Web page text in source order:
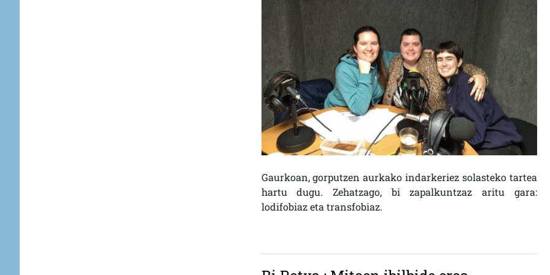
Gaurkoan, gorputzen aurkako indarkeriez solasteko tartea
hartu dugu. Zehatzago, bi zapalkuntzaz aritu gara:
lodifobiaz eta transfobiaz.